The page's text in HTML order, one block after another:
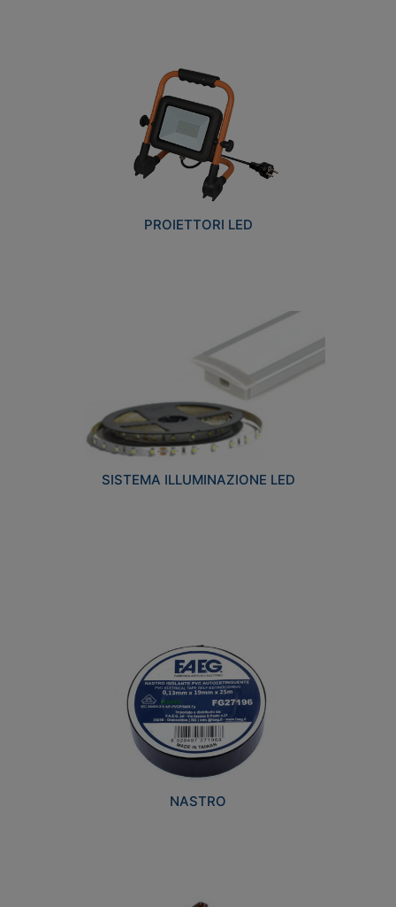
PROIETTORI LED
SISTEMA ILLUMINAZIONE LED
NASTRO